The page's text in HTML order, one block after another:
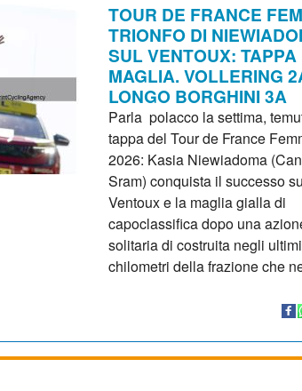
TOUR DE FRANCE
TRIONFO DI
SUL VENTOUX: TAPPA
MAGLIA. VOLLERING
LONGO BORGHINI 3A
Parla polacco la settima,
tappa del Tour de France
2026: Kasia Niewiadoma
Sram) conquista il successo
Ventoux e la maglia gialla di
capoclassifica dopo una
solitaria di costruita negli
chilometri della frazione che